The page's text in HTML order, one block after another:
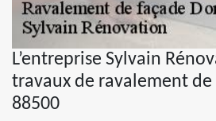
L’entreprise Sylvain
travaux de ravalement de
88500